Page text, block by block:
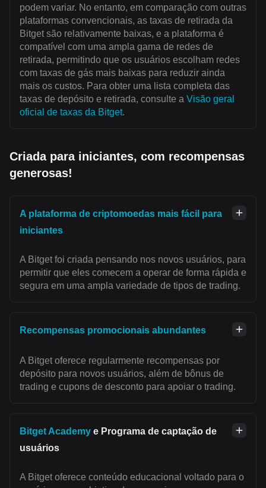
podem variar. No entanto, em comparação com outras
plataformas convencionais, as taxas de retirada da
Bitget são relativamente baixas, e a plataforma é
compatível com uma ampla gama de redes de
retirada, permitindo que os usuários escolham redes
com taxas de gás mais baixas para reduzir ainda
mais os custos. Para obter uma lista completa das
taxas de depósito e retirada, consulte a Visão geral
oficial de taxas da Bitget.
Criada para iniciantes, com recompensas
generosas!
A plataforma de criptomoedas mais fácil para
iniciantes
A Bitget foi criada pensando nos novos usuários, para
permitir que eles comecem a operar de forma rápida e
segura em uma ampla variedade de tipos de trading.
Recompensas promocionais abundantes
A Bitget oferece regularmente recompensas por
depósito para novos usuários, além de bônus de
trading e cupons de desconto para apoiar o trading.
Bitget Academy e Programa de captação de
usuários
A Bitget oferece conteúdo educacional voltado para o